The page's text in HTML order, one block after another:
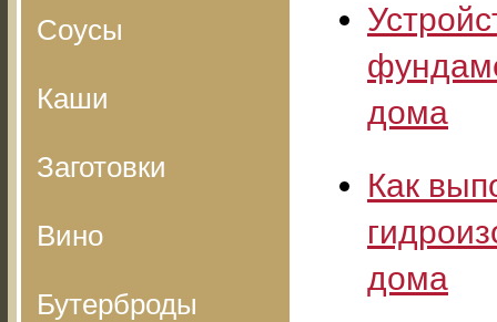
Соусы
Каши
Заготовки
Вино
Бутерброды
дома
Как
дома